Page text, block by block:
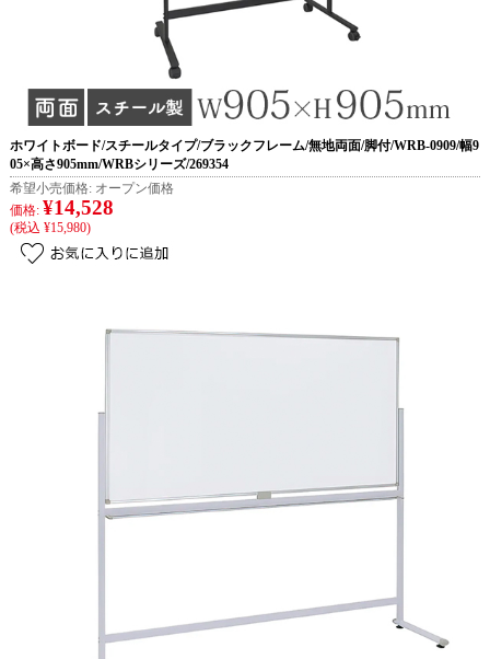
ホワイトボード/スチールタイプ/ブラックフレーム/無地両面/脚付/WRB-0909/幅9
05×高さ905mm/WRBシリーズ/269354
希望小売価格: オープン価格
価格: ¥14,528
(税込 ¥15,980)